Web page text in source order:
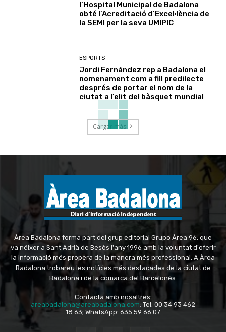
l’Hospital Municipal de Badalona
obté l’Acreditació d’Excel·lència de
la SEMI per la seva UMIPIC
ESPORTS
Jordi Fernández rep a Badalona el
nomenament com a fill predilecte
després de portar el nom de la
ciutat a l’elit del bàsquet mundial
Cargar más
Àrea Badalona forma part del grup editorial Grupo Àrea 96, que
va néixer a Sant Adrià de Besòs l'any 1996 amb la voluntat d'oferir
la informació més propera de la manera més professional. A Àrea
Badalona trobareu les notícies més destacades de la ciutat de
Badalona i de la comarca del Barcelonés.
Contacta amb nosaltres:
areabadalona@areabadalona.com; Tel. 00 34 93 462
18 63; WhatsApp: 635 59 66 07